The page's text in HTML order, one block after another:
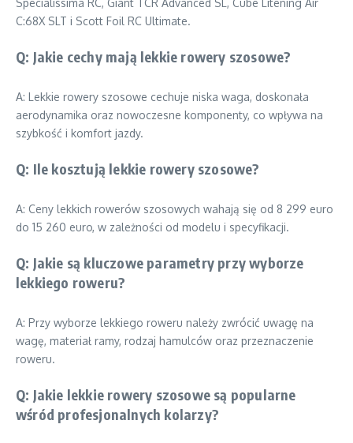
Specialissima RC, Giant TCR Advanced SL, Cube Litening Air
C:68X SLT i Scott Foil RC Ultimate.
Q: Jakie cechy mają lekkie rowery szosowe?
A: Lekkie rowery szosowe cechuje niska waga, doskonała
aerodynamika oraz nowoczesne komponenty, co wpływa na
szybkość i komfort jazdy.
Q: Ile kosztują lekkie rowery szosowe?
A: Ceny lekkich rowerów szosowych wahają się od 8 299 euro
do 15 260 euro, w zależności od modelu i specyfikacji.
Q: Jakie są kluczowe parametry przy wyborze
lekkiego roweru?
A: Przy wyborze lekkiego roweru należy zwrócić uwagę na
wagę, materiał ramy, rodzaj hamulców oraz przeznaczenie
roweru.
Q: Jakie lekkie rowery szosowe są popularne
wśród profesjonalnych kolarzy?